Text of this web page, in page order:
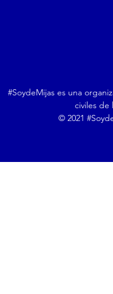
#SoydeMijas es una
civiles de
© 2021